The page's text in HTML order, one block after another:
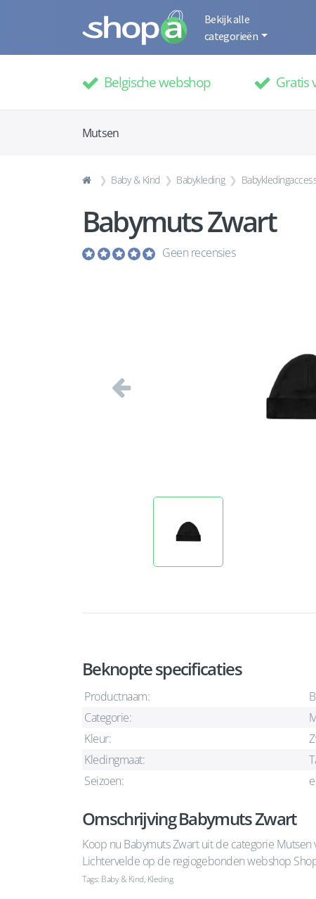
Bekijk alle
categorieën
Belgische webshop Gratis
Mutsen
Baby & Kind Babykleding
Babymuts Zwart
Geen recensies
Vorige
Beknopte specificaties
Productnaam:
Categorie:
Kleur:
Kledingmaat:
Seizoen:
Omschrijving Babymuts Zwart
Koop nu Babymuts Zwart uit de categorie
Lichtervelde op de regiogebonden webshop
Tags: Baby & Kind, Kleding